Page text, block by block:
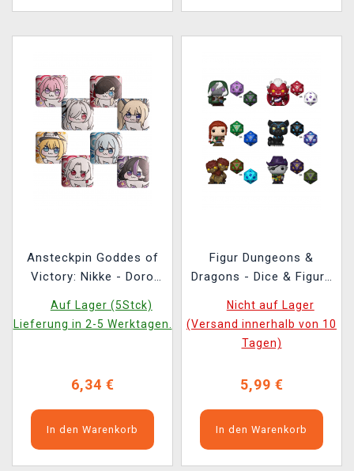
Ansteckpin Goddes of
Victory: Nikke - Doro
Auf Lager (5Stck)
Lieferung in 2-5 Werktagen.
6,34 €
In den Warenkorb
Figur Dungeons &
Dragons - Dice & Figure
(zufällige Auswahl)
Nicht auf Lager
(Versand innerhalb von 10
Tagen)
5,99 €
In den Warenkorb